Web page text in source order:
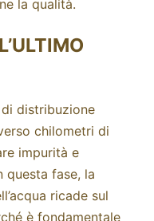
la qualità.
distribuzione
chilometri di
impurità e
questa fase, la
ricade sul
è fondamentale